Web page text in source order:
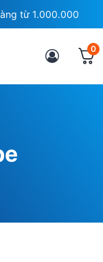
từ 1.000.000
0